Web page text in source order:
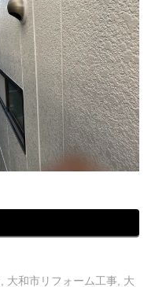
大和市リフォーム工事 大